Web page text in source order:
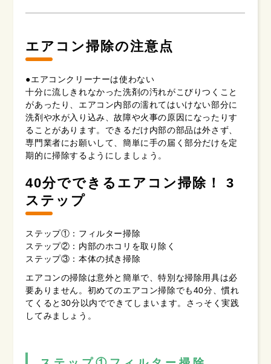
エアコン掃除の注意点
●エアコンクリーナーは使わない
十分に流しきれなかった洗剤の汚れがこびりつくこと
があったり、エアコン内部の濡れてはいけない部分に
洗剤や水が入り込み、故障や火事の原因になったりす
ることがあります。できるだけ内部の部品は外さず、
専門業者にお願いして、簡単に手の届く部分だけを定
期的に掃除するようにしましょう。
40分でできるエアコン掃除！ 3
ステップ
ステップ①：フィルター掃除
ステップ②：内部のホコリを取り除く
ステップ③：本体の拭き掃除
エアコンの掃除は意外と簡単で、特別な掃除用具は必
要ありません。初めてのエアコン掃除でも40分、慣れ
てくると30分以内でできてしまいます。さっそく実践
してみましょう。